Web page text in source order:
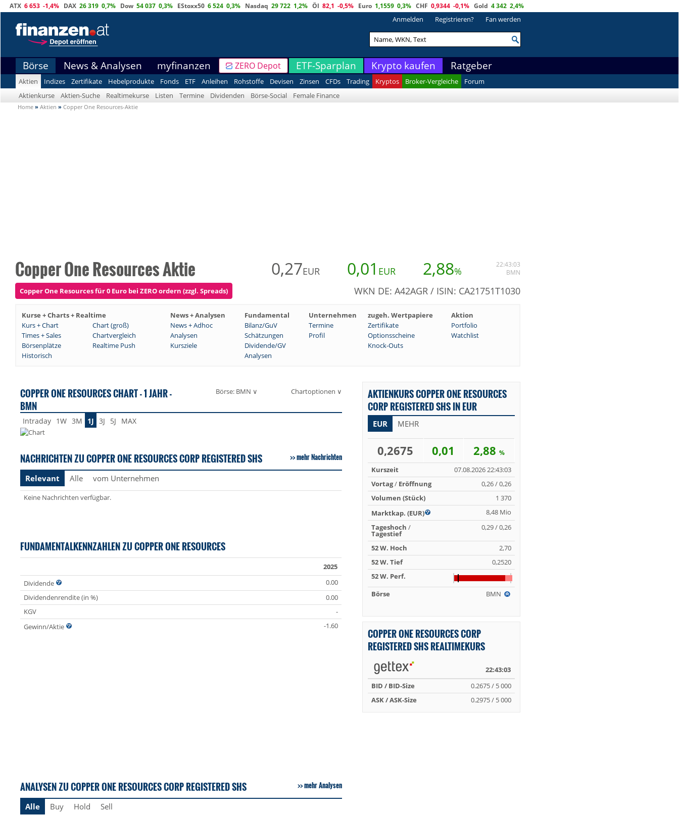
ATX 6 653 -1,4% DAX 26 319 0,7% Dow 54 037 0,3% EStoxx50 6 524 0,3% Nasdaq 29 722 1,2% Öl 82,1 -0,5% Euro 1,1559 0,3% CHF 0,9344 -0,1% Gold 4 342 2,4%
Anmelden Registrieren? Fan werden
Börse News & Analysen myfinanzen ZERO Depot ETF-Sparplan Krypto kaufen Ratgeber
Aktien Indizes Zertifikate Hebelprodukte Fonds ETF Anleihen Rohstoffe Devisen Zinsen CFDs Trading Kryptos Broker-Vergleiche
Forum
Aktienkurse
Aktien-Suche Realtimekurse Listen Termine Dividenden Börse-Social Female Finance
Home » Aktien » Copper One Resources-Aktie
Copper One Resources Aktie 0,27EUR 0,01 EUR 2,88%
22:43:03
BMN
Copper One Resources für 0 Euro bei ZERO ordern (zzgl. Spreads) WKN DE: A42AGR / ISIN: CA21751T1030
Kurse + Charts + Realtime News + Analysen Fundamental Unternehmen zugeh. Wertpapiere
Aktion
Kurs + Chart
Chart (groß) News + Adhoc Bilanz/GuV Termine Zertifikate
Portfolio
Times + Sales
Chartvergleich Analysen Schätzungen Profil Optionsscheine
Watchlist
Börsenplätze
Realtime Push Kursziele Dividende/GV
Knock-Outs
Historisch
Analysen
COPPER ONE RESOURCES CHART - 1 JAHR -
BMN
Börse: BMN ∨ Chartoptionen ∨
Intraday 1W 3M 1J 3J 5J MAX
NACHRICHTEN ZU COPPER ONE RESOURCES CORP REGISTERED SHS mehr Nachrichten
Relevant Alle vom Unternehmen
Keine Nachrichten verfügbar.
FUNDAMENTALKENNZAHLEN ZU COPPER ONE RESOURCES
2025
Dividende
0.00
Dividendenrendite (in %)
0.00
KGV
-
Gewinn/Aktie
-1.60
ANALYSEN ZU COPPER ONE RESOURCES CORP REGISTERED SHS mehr Analysen
Alle Buy Hold Sell
AKTIENKURS COPPER ONE RESOURCES
CORP REGISTERED SHS IN EUR
EUR MEHR
0,2675 0,01 2,88 %
Kurszeit
07.08.2026 22:43:03
Vortag/ Eröffnung
0,26 / 0,26
Volumen (Stück)
1 370
Marktkap. (EUR)
8,48 Mio
Tageshoch /
Tagestief
0,29 / 0,26
52 W. Hoch
2,70
52 W. Tief
0,2520
52 W. Perf.
Börse
BMN
COPPER ONE RESOURCES CORP
REGISTERED SHS REALTIMEKURS
22:43:03
BID / BID-Size
0.2675 / 5 000
ASK / ASK-Size
0.2975 / 5 000